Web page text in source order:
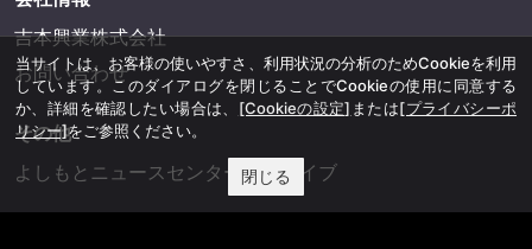
吉本興業株式会社
お問い合わせ
その他
よしもとニュースセンターアーカイブ
当サイトは、お客様の使いやすさ、利用状況の分析のためCookieを利用
しています。このダイアログを閉じることでCookieの使用に同意する
か、詳細を確認したい場合は、 [Cookieの設定] または[プライバシーポ
リシー]をご参照ください。
閉じる